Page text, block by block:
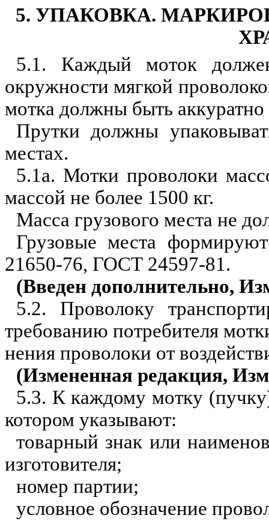
5. УПАКОВКА.
5.1. Каждый моток
окружности мягкой
мотка должны быть
Прутки должны
местах.
5.1а. Мотки проволоки
массой не более 1500 кг.
Масса грузового места не
Грузовые места
21650-76, ГОСТ 24597-81.
(Введен дополнительно,
5.2. Проволоку
требованию потребителя
нения проволоки от
(Измененная редакция,
5.3. К каждому мотку
котором указывают:
товарный знак или
изготовителя;
номер партии;
условное обозначение